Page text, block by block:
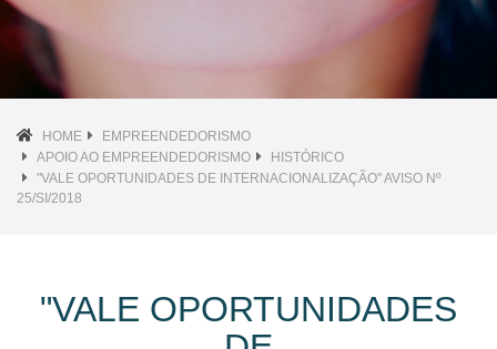
HOME
EMPREENDEDORISMO
APOIO AO EMPREENDEDORISMO
HISTÓRICO
"VALE OPORTUNIDADES DE INTERNACIONALIZAÇÃO" AVISO Nº
25/SI/2018
"VALE OPORTUNIDADES